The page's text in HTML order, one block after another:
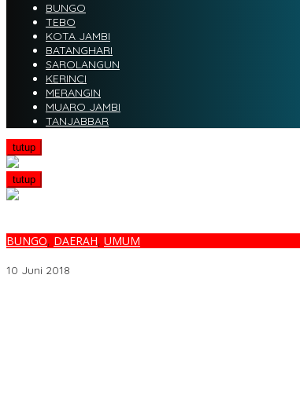
BUNGO
TEBO
KOTA JAMBI
BATANGHARI
SAROLANGUN
KERINCI
MERANGIN
MUARO JAMBI
TANJABBAR
tutup
tutup
BUNGO, DAERAH, UMUM
10 Juni 2018